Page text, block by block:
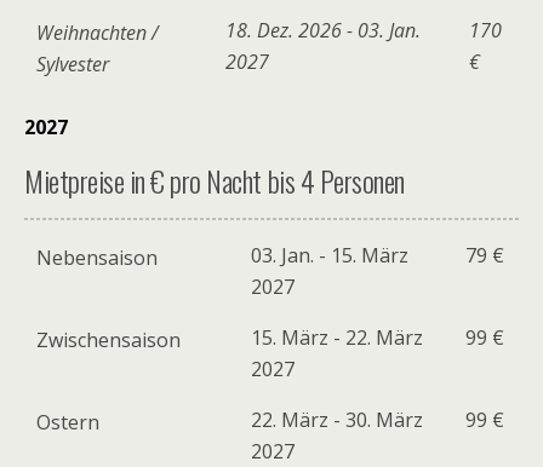
Weihnachten /
Sylvester
18. Dez. 2026 - 03. Jan.
2027
170
€
2027
Mietpreise in € pro Nacht bis 4 Personen
Nebensaison
03. Jan. - 15. März
2027
79 €
Zwischensaison
15. März - 22. März
2027
99 €
Ostern
22. März - 30. März
2027
99 €